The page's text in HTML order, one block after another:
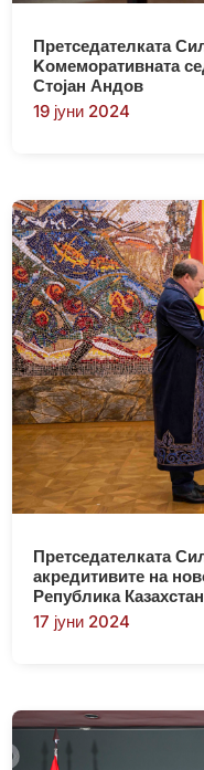
Претседателката
Kомеморативната
Стојан Андов
19 јуни 2024
Претседателката
акредитивите на
Република
17 јуни 2024